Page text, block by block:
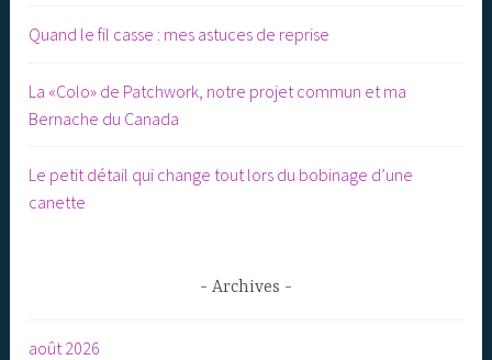
Quand le fil casse : mes astuces de reprise
La «Colo» de Patchwork, notre projet commun et ma
Bernache du Canada
Le petit détail qui change tout lors du bobinage d’une
canette
Archives
août 2026